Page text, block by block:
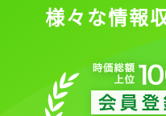
様々な情報